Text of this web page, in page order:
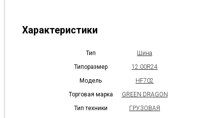
Характеристики
Тип
Шина
Типоразмер
12.00R24
Модель
HF702
Торговая марка
GREEN DRAGON
Тип техники
ГРУЗОВАЯ